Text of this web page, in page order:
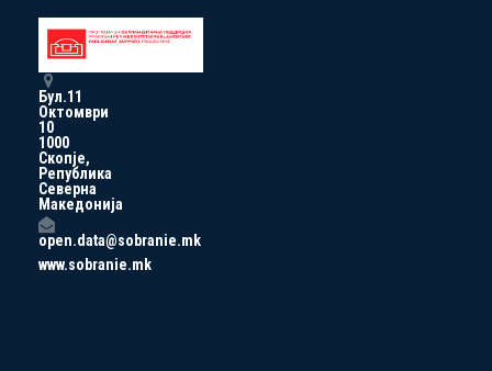
Бул.11
Октомври
10
1000
Скопје,
Република
Северна
Македонија
open.data@sobranie.mk
www.sobranie.mk